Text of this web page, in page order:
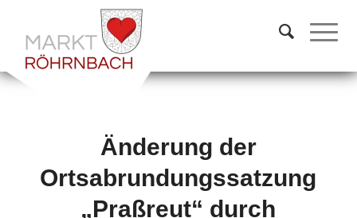
Änderung der
Ortsabrundungssatzung
„Praßreut“ durch